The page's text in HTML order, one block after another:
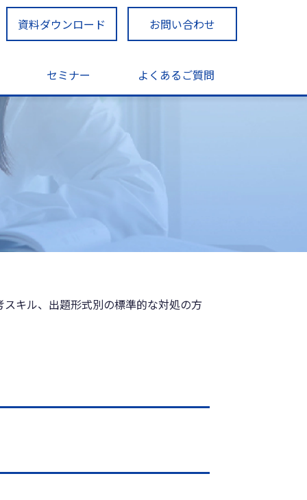
資料ダウンロード お問い合わせ
セミナー よくあるご質問
キル、出題形式別の標準的な対処の方